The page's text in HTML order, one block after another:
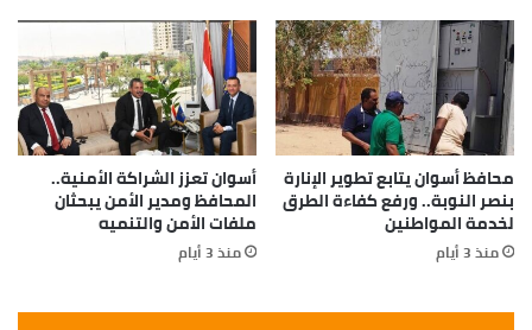
محافظ أسوان يتابع تطوير الإنارة
بنصر النوبة.. ورفع كفاءة الطرق
لخدمة المواطنين
منذ 3 أيام
أسوان تعزز الشراكة الأمنية..
المحافظ ومدير الأمن يبحثان
ملفات الأمن والتنميه
منذ 3 أيام